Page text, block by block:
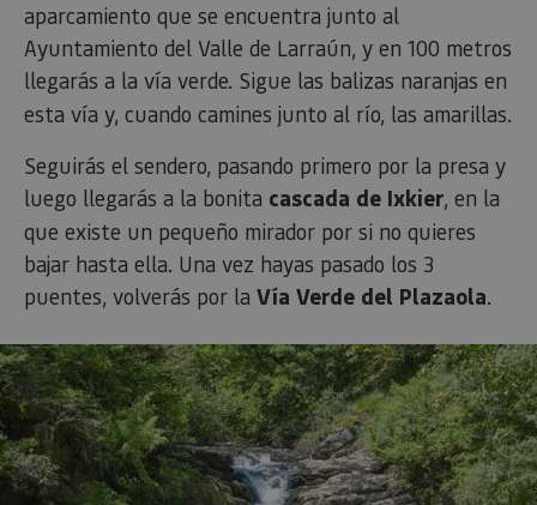
aparcamiento que se encuentra junto al
Ayuntamiento del Valle de Larraún, y en 100 metros
llegarás a la vía verde. Sigue las balizas naranjas en
esta vía y, cuando camines junto al río, las amarillas.
Seguirás el sendero, pasando primero por la presa y
luego llegarás a la bonita cascada de Ixkier, en la
que existe un pequeño mirador por si no quieres
bajar hasta ella. Una vez hayas pasado los 3
puentes, volverás por la Vía Verde del Plazaola.
_pk_id.59.3f34
www.visitnavarra.es
análisis
código
Piwik.
para
de sitios
rastrear
de los
patrón,
serie
números
letras,
cree que
código
el
cookie.